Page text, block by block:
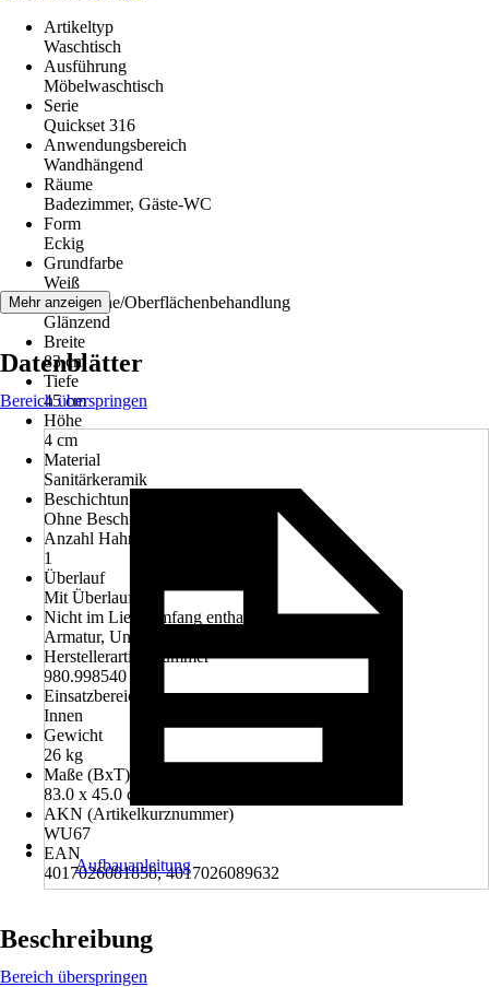
Artikeltyp
Waschtisch
Ausführung
Möbelwaschtisch
Serie
Quickset 316
Anwendungsbereich
Wandhängend
Räume
Badezimmer, Gäste-WC
Form
Eckig
Grundfarbe
Weiß
Oberfläche/Oberflächenbehandlung
Glänzend
Breite
83 cm
Tiefe
45 cm
Höhe
4 cm
Material
Sanitärkeramik
Beschichtung
Ohne Beschichtung
Anzahl Hahnlöcher
1
Überlauf
Mit Überlauf
Nicht im Lieferumfang enthalten
Armatur, Unterschrank
Herstellerartikelnummer
980.998540
Einsatzbereich
Innen
Gewicht
26 kg
Maße (BxT)
83.0 x 45.0 cm
AKN (Artikelkurznummer)
WU67
EAN
4017026081858, 4017026089632
Mehr anzeigen
Datenblätter
Bereich überspringen
Aufbauanleitung
Beschreibung
Bereich überspringen